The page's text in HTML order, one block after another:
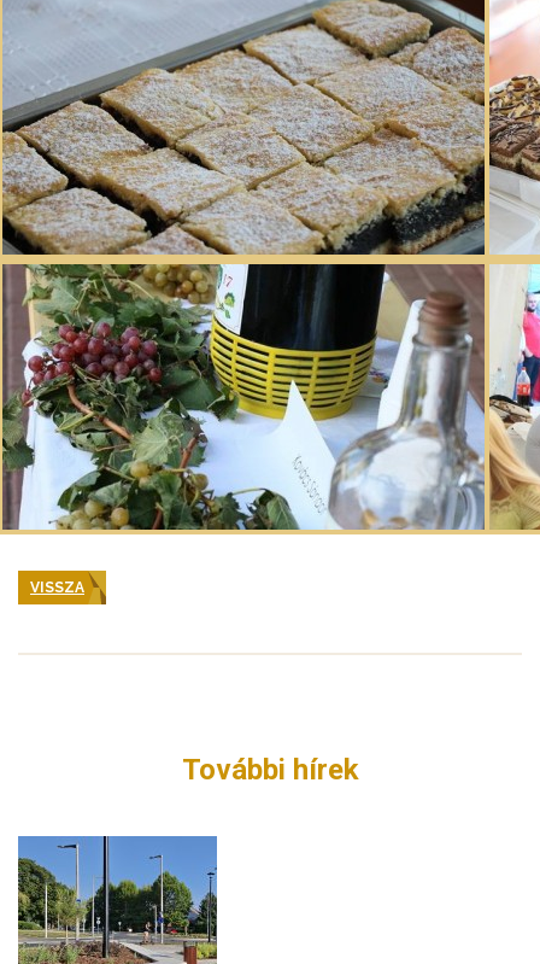
VISSZA
További hírek